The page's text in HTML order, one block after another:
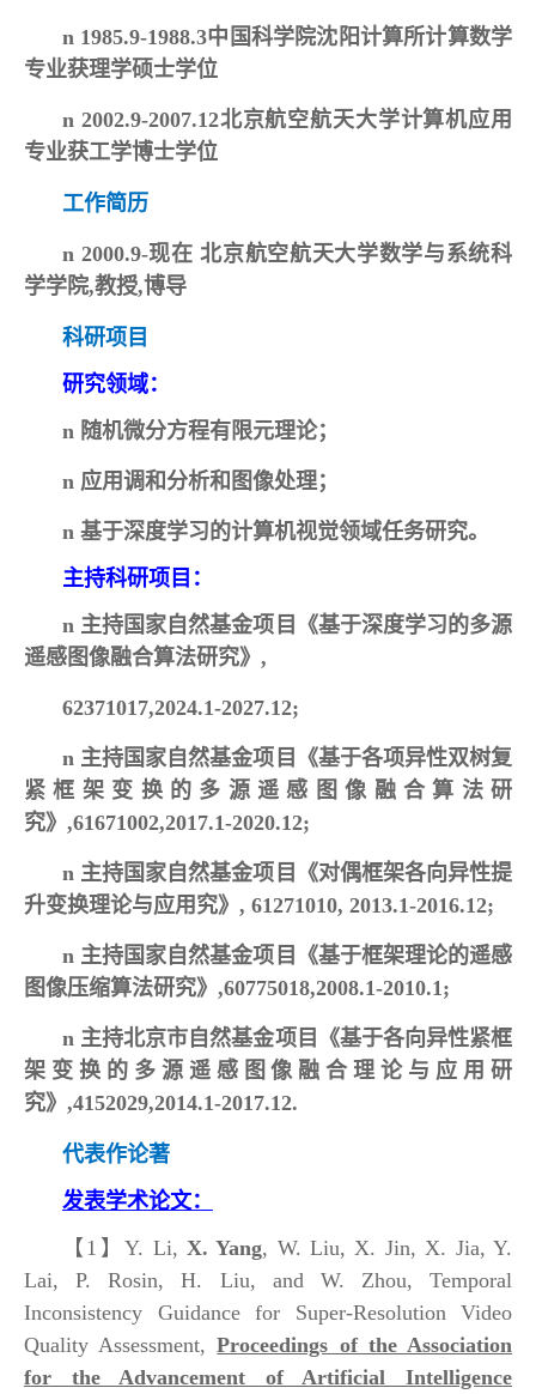
n 1985.9-1988.3中国科学院沈阳计算所计算数学
专业获理学硕士学位
n 2002.9-2007.12北京航空航天大学计算机应用
专业获工学博士学位
工作简历
n 2000.9-现在 北京航空航天大学数学与系统科
学学院,教授,博导
科研项目
研究领域：
n 随机微分方程有限元理论；
n 应用调和分析和图像处理；
n 基于深度学习的计算机视觉领域任务研究。
主持科研项目：
n 主持国家自然基金项目《基于深度学习的多源
遥感图像融合算法研究》,
62371017,2024.1-2027.12;
n 主持国家自然基金项目《基于各项异性双树复
紧框架变换的多源遥感图像融合算法研
究》,61671002,2017.1-2020.12;
n 主持国家自然基金项目《对偶框架各向异性提
升变换理论与应用究》, 61271010, 2013.1-2016.12;
n 主持国家自然基金项目《基于框架理论的遥感
图像压缩算法研究》,60775018,2008.1-2010.1;
n 主持北京市自然基金项目《基于各向异性紧框
架变换的多源遥感图像融合理论与应用研
究》,4152029,2014.1-2017.12.
代表作论著
发表学术论文：
【1】Y. Li, X. Yang, W. Liu, X. Jin, X. Jia, Y.
Lai, P. Rosin, H. Liu, and W. Zhou, Temporal
Inconsistency Guidance for Super-Resolution Video
Quality Assessment,Proceedings of the Association
for the Advancement of Artificial Intelligence